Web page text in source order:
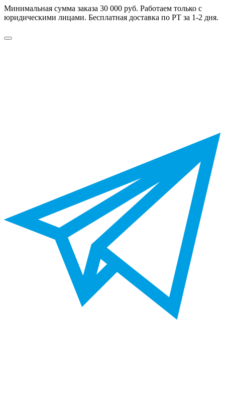
Минимальная сумма заказа 30 000 руб. Работаем только с
юридическими лицами. Бесплатная доставка по РТ за 1-2 дня.